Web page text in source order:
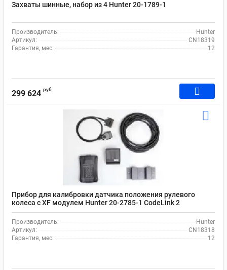
Захваты шинные, набор из 4 Hunter 20-1789-1
Производитель:
Hunter
Артикул:
CN18319
Гарантия, мес:
12
299 624 руб
Прибор для калибровки датчика положения рулевого
колеса с XF модулем Hunter 20-2785-1 CodeLink 2
Производитель:
Hunter
Артикул:
CN18318
Гарантия, мес:
12